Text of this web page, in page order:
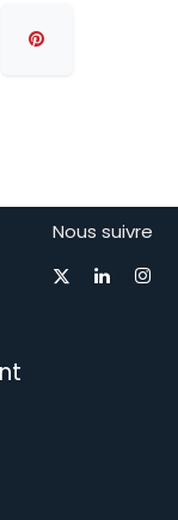
Nous suivre